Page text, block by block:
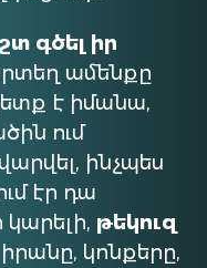
գծել իր
ամենքը
է իմանա,
ում
ինչպես
էր դա
կարելի, թեկուզ
կոնքերը,